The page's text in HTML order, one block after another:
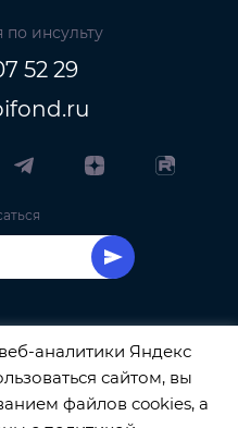
по инсульту
52 29
ОБРАБОТКИ
аналитики Яндекс
сайтом, вы
файлов cookies, а